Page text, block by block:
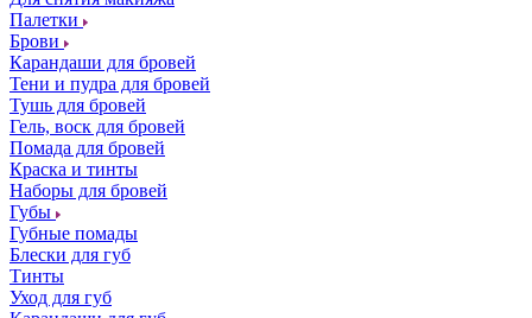
Палетки
Брови
Карандаши для бровей
Тени и пудра для бровей
Тушь для бровей
Гель, воск для бровей
Помада для бровей
Краска и тинты
Наборы для бровей
Губы
Губные помады
Блески для губ
Тинты
Уход для губ